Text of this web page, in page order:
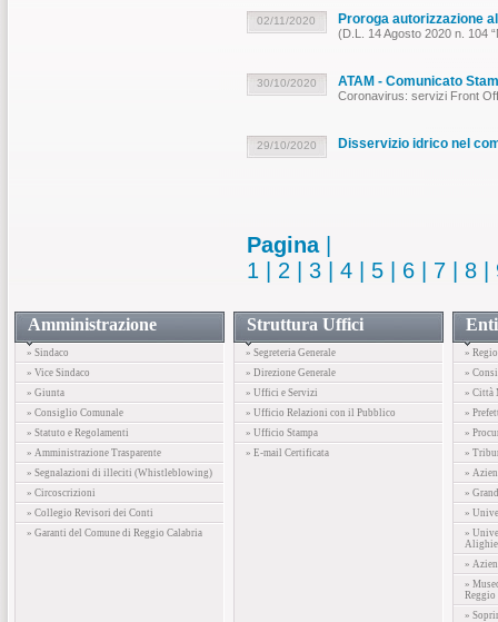
02/11/2020 Proroga autorizzazione
(D.L. 14 Agosto 2020 n. 104
30/10/2020 ATAM - Comunicato
Coronavirus: servizi Front
29/10/2020 Disservizio idrico nel
Pagina|
1
2 3 4 5 6 7 8
Amministrazione
» Sindaco
» Vice Sindaco
» Giunta
» Consiglio Comunale
» Statuto e Regolamenti
» Amministrazione Trasparente
» Segnalazioni di illeciti (Whistleblowing)
» Circoscrizioni
» Collegio Revisori dei Conti
» Garanti del Comune di Reggio Calabria
Struttura Uffici
» Segreteria Generale
» Direzione Generale
» Uffici e Servizi
» Ufficio Relazioni con il Pubblico
» Ufficio Stampa
» E-mail Certificata
»
»
» Città
»
»
»
»
»
»
»
»
»
Reggio
»